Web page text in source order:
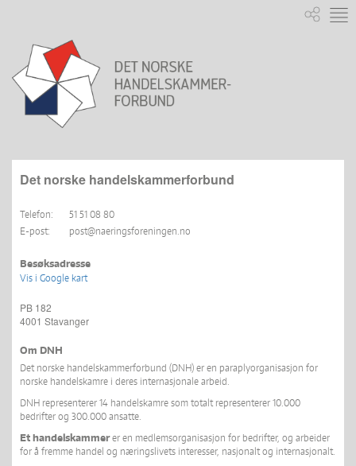
Det norske handelskammerforbund
Telefon:
51 51 08 80
E-post:
post@naeringsforeningen.no
Besøksadresse
Vis i Google kart
PB 182
4001 Stavanger
Om DNH
Det norske handelskammerforbund (DNH) er en paraplyorganisasjon for
norske handelskamre i deres internasjonale arbeid.
DNH representerer 14 handelskamre som totalt representerer 10.000
bedrifter og 300.000 ansatte.
Et handelskammerer en medlemsorganisasjon for bedrifter, og arbeider
for å fremme handel og næringslivets interesser, nasjonalt og internasjonalt.